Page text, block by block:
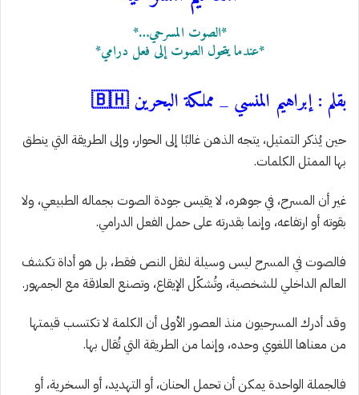
*الصوت المسرحي…*
*عندما يتحول الصوت إلى فعل درامي*
بقلم : إبراهيم المنسي _ مملكة البحرين 🇧🇭
حين يُذكر التمثيل، يتجه الذهن غالبًا إلى الحوار، وإلى الطريقة التي ينطق
بها الممثل الكلمات.
غير أن المسرح، في جوهره، لا يقيس جودة الصوت بجماله الطبيعي، ولا
بقوته أو ارتفاعه، وإنما بقدرته على حمل الفعل الدرامي.
فالصوت في المسرح ليس وسيلة لنقل النص فقط، بل هو أداة تكشف
العالم الداخلي للشخصية، وتُشكّل الإيقاع، وتصنع العلاقة مع الجمهور.
وقد أدرك المسرحيون منذ العصور الأولى أن الكلمة لا تكتسب قيمتها
من معناها اللغوي وحده، وإنما من الطريقة التي تُقال بها.
فالجملة الواحدة يمكن أن تحمل الحنان، أو التهديد، أو السخرية، أو